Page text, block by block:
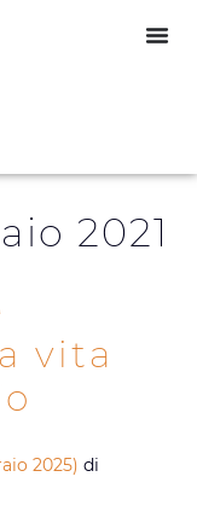
2021
vita
2025) di